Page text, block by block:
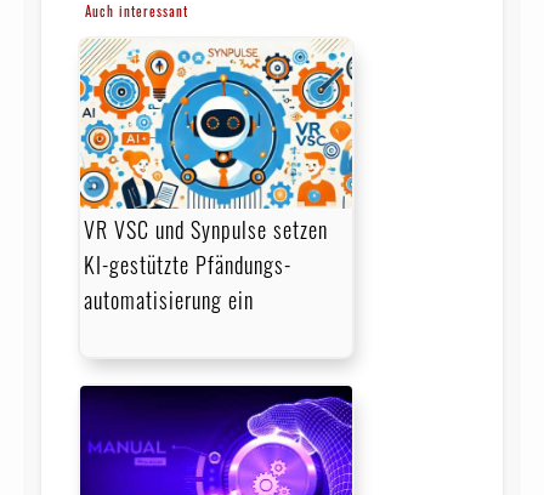
Auch interessant
VR VSC und Synpulse setzen
KI-gestützte Pfändungs­
automatisierung ein